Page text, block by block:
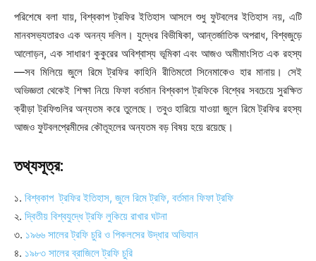
পরিশেষে বলা যায়, বিশ্বকাপ ট্রফির ইতিহাস আসলে শুধু ফুটবলের ইতিহাস নয়, এটি
মানবসভ্যতারও এক অনন্য দলিল। যুদ্ধের বিভীষিকা, আন্তর্জাতিক অপরাধ, বিশ্বজুড়ে
আলোড়ন, এক সাধারণ কুকুরের অবিশ্বাস্য ভূমিকা এবং আজও অমীমাংসিত এক রহস্য
—সব মিলিয়ে জুলে রিমে ট্রফির কাহিনি রীতিমতো সিনেমাকেও হার মানায়। সেই
অভিজ্ঞতা থেকেই শিক্ষা নিয়ে ফিফা বর্তমান বিশ্বকাপ ট্রফিকে বিশ্বের সবচেয়ে সুরক্ষিত
ক্রীড়া ট্রফিগুলির অন্যতম করে তুলেছে। তবুও হারিয়ে যাওয়া জুলে রিমে ট্রফির রহস্য
আজও ফুটবলপ্রেমীদের কৌতূহলের অন্যতম বড় বিষয় হয়ে রয়েছে।
তথ্যসূত্র:
১. বিশ্বকাপ ট্রফির ইতিহাস, জুলে রিমে ট্রফি, বর্তমান ফিফা ট্রফি
২. দ্বিতীয় বিশ্বযুদ্ধে ট্রফি লুকিয়ে রাখার ঘটনা
৩. ১৯৬৬ সালের ট্রফি চুরি ও পিকলসের উদ্ধার অভিযান
৪. ১৯৮৩ সালের ব্রাজিলে ট্রফি চুরি